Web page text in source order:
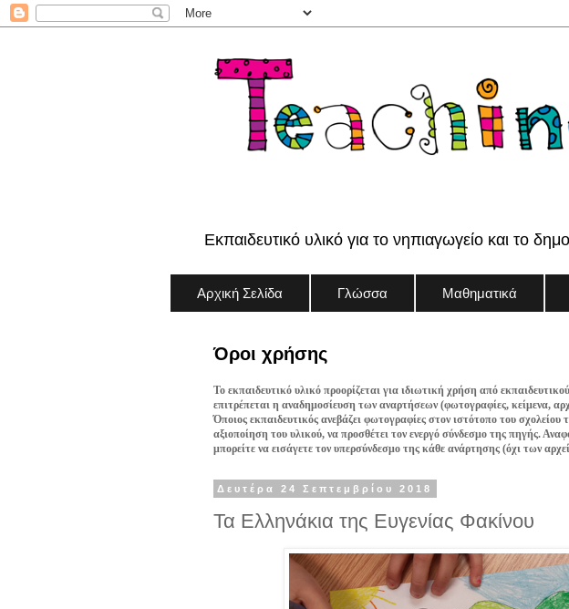
Εκπαιδευτικό υλικό για το νηπιαγωγείο και το
Αρχική Σελίδα Γλώσσα Μαθηματικά
Όροι χρήσης
Το εκπαιδευτικό υλικό προορίζεται για ιδιωτική χρήση από
επιτρέπεται η αναδημοσίευση των αναρτήσεων (φωτογραφίες, κείμενα,
Όποιος εκπαιδευτικός ανεβάζει φωτογραφίες στον ιστότοπο του
αξιοποίηση του υλικού, να προσθέτει τον ενεργό σύνδεσμο της πηγής.
μπορείτε να εισάγετε τον υπερσύνδεσμο της κάθε ανάρτησης (όχι των
Δευτέρα 24 Σεπτεμβρίου 2018
Τα Ελληνάκια της Ευγενίας Φακίνου